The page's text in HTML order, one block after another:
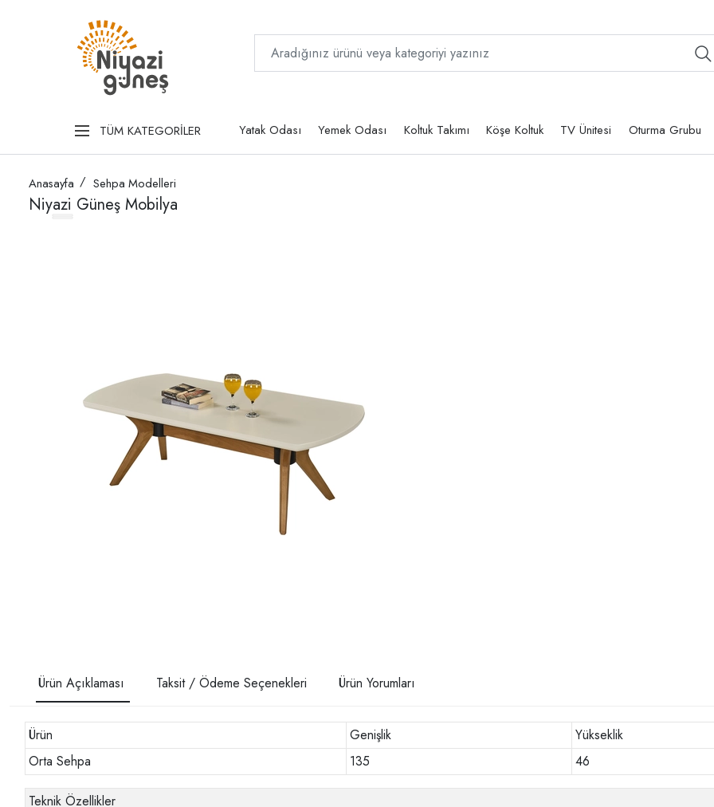
TÜM KATEGORİLER Yatak Odası Yemek Odası Koltuk Takımı Köşe Koltuk TV Ünitesi Oturma Grubu
Anasayfa Sehpa Modelleri
Niyazi Güneş Mobilya
Ürün Açıklaması Taksit / Ödeme Seçenekleri Ürün Yorumları
Ürün Genişlik Yükseklik
Orta Sehpa
135 46
Teknik Özellikler